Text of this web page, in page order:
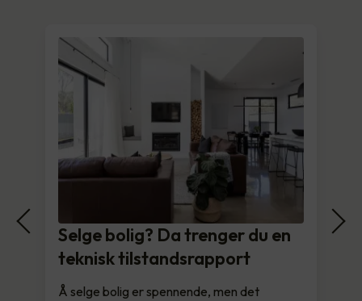
Selge bolig? Da trenger du en
teknisk tilstandsrapport
Å selge bolig er spennende, men det